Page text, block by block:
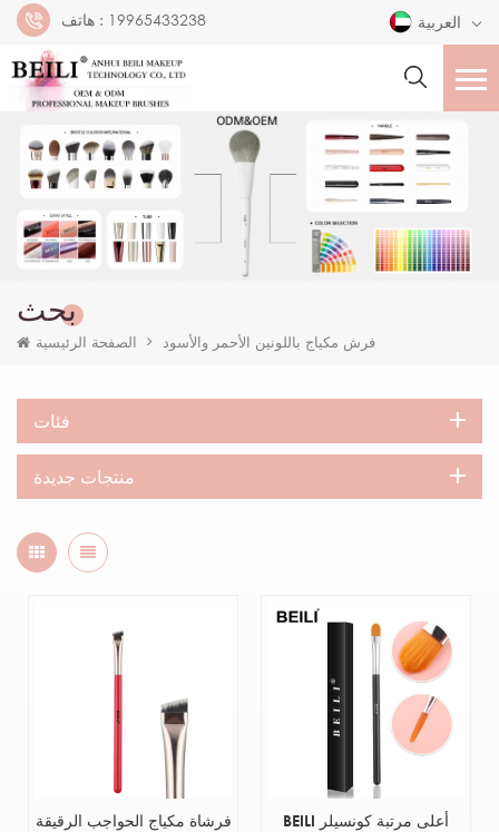
هاتف : 19965433238
بحث
الصفحة الرئيسية فرش مكياج باللونين الأحمر والأسود
فئات
منتجات جديدة
فرشاة مكياج الحواجب الرقيقة
BEILI أعلى مرتبة كونسيلر